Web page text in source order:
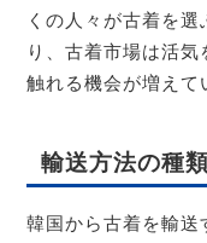
くの人々が古着を
り、古着市場は活
触れる機会が増えて
輸送方法の種類
韓国から古着を輸送